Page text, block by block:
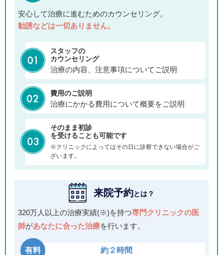
安心して治療に進むためのカウンセリング。
勧誘などは一切ありません。
スタッフの
カウンセリング
治療の内容、注意事項についてご説明
費用のご説明
治療にかかる費用について概要をご説明
そのまま初診
を受けることも可能です
※クリニックによってはその日に診察できない場合がご
ざいます。
来院予約とは？
320万人以上の治療実績(※)を持つ専門クリニックの医
師があなたに合った治療を行います。
有料 約２時間